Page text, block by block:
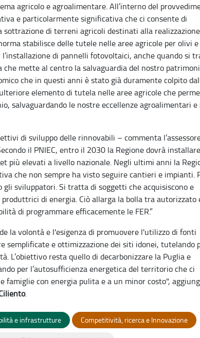
agricolo e agroalimentare. All’interno del
e particolarmente significativa che ci consente di
di terreni agricoli destinati alla
stabilisce delle tutele nelle aree agricole per olivi e
di pannelli fotovoltaici, anche quando si
che mette al centro la salvaguardia del nostro
che in questi anni è stato già duramente colpito
elemento di tutela nelle aree agricole che
salvaguardando le nostre eccellenze agroalimentari e
di sviluppo delle rinnovabili – commenta
il PNIEC, entro il 2030 la Regione dovrà
più elevati a livello nazionale. Negli ultimi anni la
che non sempre ha visto seguire cantieri e impianti.
sviluppatori. Si tratta di soggetti che acquisiscono e
di energia. Ciò allarga la bolla tra autorizzato
di programmare efficacemente le FER.”
la volontà e l'esigenza di promuovere l'utilizzo di fonti
semplificate e ottimizzazione dei siti idonei, tutelando
L’obiettivo resta quello di decarbonizzare la Puglia e
per l’autosufficienza energetica del territorio che ci
famiglie con energia pulita e a un minor costo",
.
e infrastrutture Competitività, ricerca e Innovazione